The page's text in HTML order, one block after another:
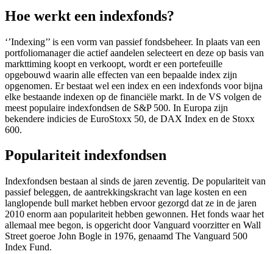
the
Hoe werkt een indexfonds?
‘’Indexing’’ is een vorm van passief fondsbeheer. In plaats van een
portfoliomanager die actief aandelen selecteert en deze op basis van
markttiming koopt en verkoopt, wordt er een portefeuille
opgebouwd waarin alle effecten van een bepaalde index zijn
opgenomen. Er bestaat wel een index en een indexfonds voor bijna
elke bestaande indexen op de financiële markt. In de VS volgen de
meest populaire indexfondsen de S&P 500. In Europa zijn
bekendere indicies de EuroStoxx 50, de DAX Index en de Stoxx
600.
Populariteit indexfondsen
Indexfondsen bestaan al sinds de jaren zeventig. De populariteit van
passief beleggen, de aantrekkingskracht van lage kosten en een
langlopende bull market hebben ervoor gezorgd dat ze in de jaren
2010 enorm aan populariteit hebben gewonnen. Het fonds waar het
allemaal mee begon, is opgericht door Vanguard voorzitter en Wall
Street goeroe John Bogle in 1976, genaamd The Vanguard 500
Index Fund.